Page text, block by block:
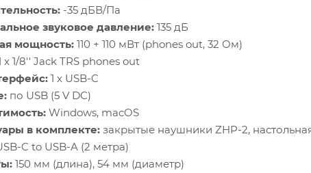
-35 дБВ/Па
звуковое давление: 135 дБ
мощность: 110 + 110 мВт (phones out, 32 Ом)
x 1/8'' Jack TRS phones out
1 x USB-C
по USB (5 V DC)
Windows, macOS
в комплекте: закрытые наушники ZHP-2,
C to USB-A (2 метра)
150 мм (длина), 54 мм (диаметр)